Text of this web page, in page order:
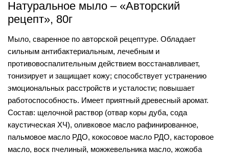
Натуральное мыло – «Авторский
рецепт», 80г
Мыло, сваренное по авторской рецептуре. Обладает
сильным антибактериальным, лечебным и
противовоспалительным действием восстанавливает,
тонизирует и защищает кожу; способствует устранению
эмоциональных расстройств и усталости; повышает
работоспособность. Имеет приятный древесный аромат.
Состав: щелочной раствор (отвар коры дуба, сода
каустическая ХЧ), оливковое масло рафинированное,
пальмовое масло РДО, кокосовое масло РДО, касторовое
масло, воск пчелиный, можжевельника масло, жожоба